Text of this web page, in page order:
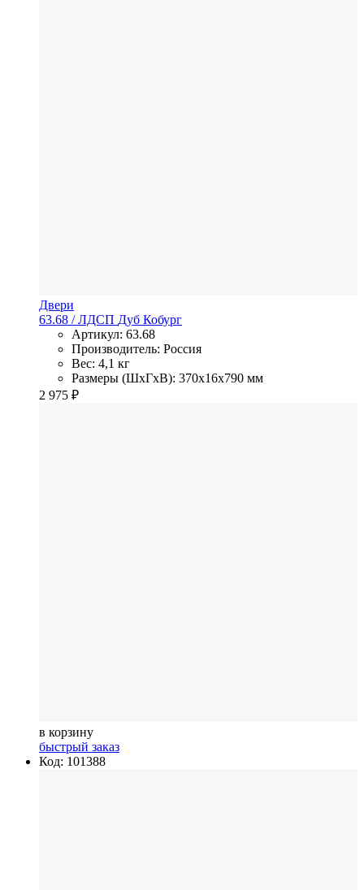
Двери
63.68 / ЛДСП Дуб Кобург
Артикул: 63.68
Производитель: Россия
Вес: 4,1 кг
Размеры (ШхГхВ): 370x16x790 мм
2 975 ₽
в корзину
быстрый заказ
Код: 101388